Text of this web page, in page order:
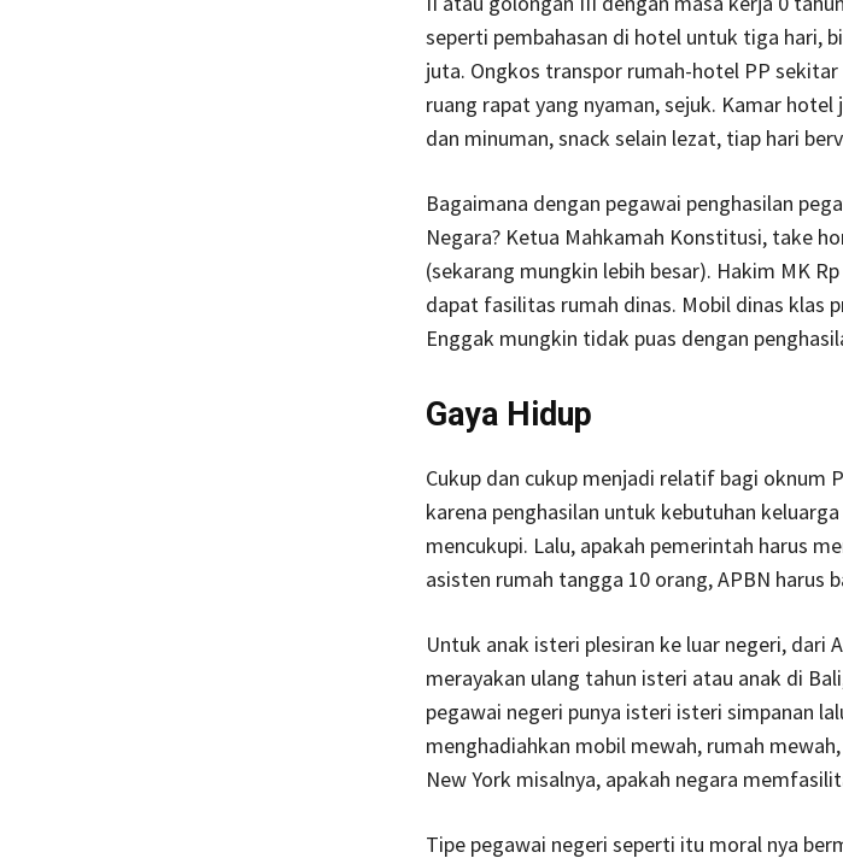
seperti pembahasan di hotel untuk tiga hari,
juta. Ongkos transpor rumah-hotel PP
ruang rapat yang nyaman, sejuk. Kamar hotel
dan minuman, snack selain lezat, tiap hari
Bagaimana dengan pegawai penghasilan
Negara? Ketua Mahkamah Konstitusi, take
(sekarang mungkin lebih besar). Hakim MK
dapat fasilitas rumah dinas. Mobil dinas klas
Enggak mungkin tidak puas dengan
Gaya Hidup
Cukup dan cukup menjadi relatif bagi oknum
karena penghasilan untuk kebutuhan
mencukupi. Lalu, apakah pemerintah harus
asisten rumah tangga 10 orang, APBN harus
Untuk anak isteri plesiran ke luar negeri, dari
merayakan ulang tahun isteri atau anak di
pegawai negeri punya isteri isteri simpanan
menghadiahkan mobil mewah, rumah
New York misalnya, apakah negara
Tipe pegawai negeri seperti itu moral nya